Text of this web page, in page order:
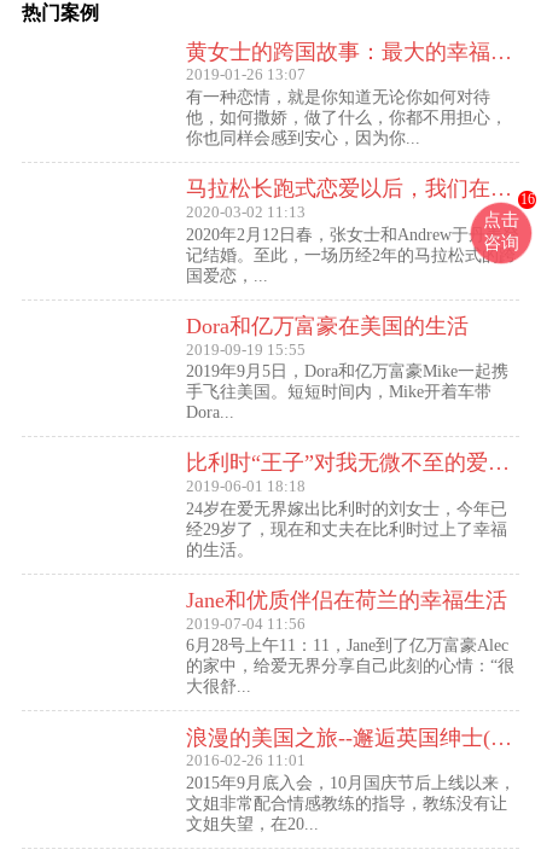
热门案例
黄女士的跨国故事：最大的幸福便是有一个白马王子一直默默等着自己
2019-01-26 13:07
有一种恋情，就是你知道无论你如何对待
他，如何撒娇，做了什么，你都不用担心，
你也同样会感到安心，因为你...
马拉松长跑式恋爱以后，我们在丹麦登记结婚了
2020-03-02 11:13
2020年2月12日春，张女士和Andrew于丹麦登
记结婚。至此，一场历经2年的马拉松式的跨
国爱恋，...
Dora和亿万富豪在美国的生活
2019-09-19 15:55
2019年9月5日，Dora和亿万富豪Mike一起携
手飞往美国。短短时间内，Mike开着车带
Dora...
比利时“王子”对我无微不至的爱（爱无界刘女士的海外生活）
2019-06-01 18:18
24岁在爱无界嫁出比利时的刘女士，今年已
经29岁了，现在和丈夫在比利时过上了幸福
的生活。
Jane和优质伴侣在荷兰的幸福生活
2019-07-04 11:56
6月28号上午11：11，Jane到了亿万富豪Alec
的家中，给爱无界分享自己此刻的心情：“很
大很舒...
浪漫的美国之旅--邂逅英国绅士(文姐与Kent的见面动态）
2016-02-26 11:01
2015年9月底入会，10月国庆节后上线以来，
文姐非常配合情感教练的指导，教练没有让
文姐失望，在20...
点击
咨询
16